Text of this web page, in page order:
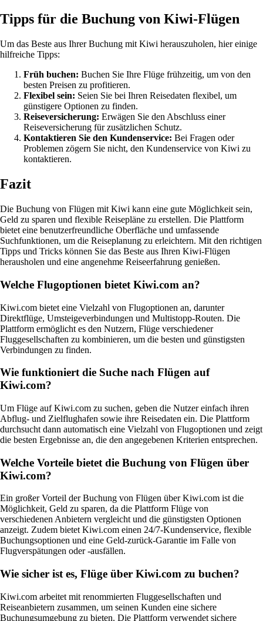
Tipps für die Buchung von Kiwi-Flügen
Um das Beste aus Ihrer Buchung mit Kiwi herauszuholen, hier einige
hilfreiche Tipps:
Früh buchen: Buchen Sie Ihre Flüge frühzeitig, um von den
besten Preisen zu profitieren.
Flexibel sein: Seien Sie bei Ihren Reisedaten flexibel, um
günstigere Optionen zu finden.
Reiseversicherung: Erwägen Sie den Abschluss einer
Reiseversicherung für zusätzlichen Schutz.
Kontaktieren Sie den Kundenservice: Bei Fragen oder
Problemen zögern Sie nicht, den Kundenservice von Kiwi zu
kontaktieren.
Fazit
Die Buchung von Flügen mit Kiwi kann eine gute Möglichkeit sein,
Geld zu sparen und flexible Reisepläne zu erstellen. Die Plattform
bietet eine benutzerfreundliche Oberfläche und umfassende
Suchfunktionen, um die Reiseplanung zu erleichtern. Mit den richtigen
Tipps und Tricks können Sie das Beste aus Ihren Kiwi-Flügen
herausholen und eine angenehme Reiseerfahrung genießen.
Welche Flugoptionen bietet Kiwi.com an?
Kiwi.com bietet eine Vielzahl von Flugoptionen an, darunter
Direktflüge, Umsteigeverbindungen und Multistopp-Routen. Die
Plattform ermöglicht es den Nutzern, Flüge verschiedener
Fluggesellschaften zu kombinieren, um die besten und günstigsten
Verbindungen zu finden.
Wie funktioniert die Suche nach Flügen auf
Kiwi.com?
Um Flüge auf Kiwi.com zu suchen, geben die Nutzer einfach ihren
Abflug- und Zielflughafen sowie ihre Reisedaten ein. Die Plattform
durchsucht dann automatisch eine Vielzahl von Flugoptionen und zeigt
die besten Ergebnisse an, die den angegebenen Kriterien entsprechen.
Welche Vorteile bietet die Buchung von Flügen über
Kiwi.com?
Ein großer Vorteil der Buchung von Flügen über Kiwi.com ist die
Möglichkeit, Geld zu sparen, da die Plattform Flüge von
verschiedenen Anbietern vergleicht und die günstigsten Optionen
anzeigt. Zudem bietet Kiwi.com einen 24/7-Kundenservice, flexible
Buchungsoptionen und eine Geld-zurück-Garantie im Falle von
Flugverspätungen oder -ausfällen.
Wie sicher ist es, Flüge über Kiwi.com zu buchen?
Kiwi.com arbeitet mit renommierten Fluggesellschaften und
Reiseanbietern zusammen, um seinen Kunden eine sichere
Buchungsumgebung zu bieten. Die Plattform verwendet sichere